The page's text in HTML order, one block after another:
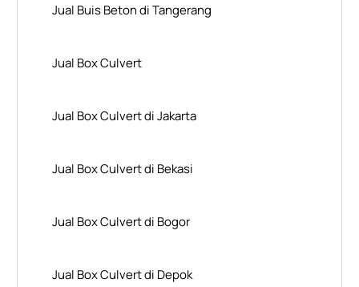
Jual Buis Beton di Tangerang
Jual Box Culvert
Jual Box Culvert di Jakarta
Jual Box Culvert di Bekasi
Jual Box Culvert di Bogor
Jual Box Culvert di Depok